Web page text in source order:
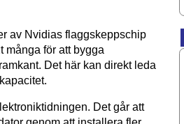
av Nvidias flaggskeppschip
många för att bygga
Det här kan direkt leda
Det går att